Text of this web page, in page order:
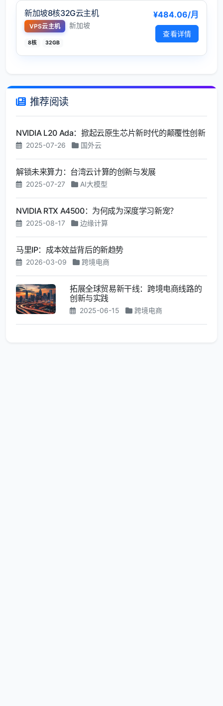
新加坡8核32G云主机
VPS云主机 新加坡
8核 32GB
¥484.06/月
查看详情
推荐阅读
NVIDIA L20 Ada：掀起云原生芯片新时代的颠覆性创新
2025-07-26 国外云
解锁未来算力：台湾云计算的创新与发展
2025-07-27 AI大模型
NVIDIA RTX A4500：为何成为深度学习新宠？
2025-08-17 边缘计算
马里IP：成本效益背后的新趋势
2026-03-09 跨境电商
拓展全球贸易新干线：跨境电商线路的
创新与实践
2025-06-15 跨境电商